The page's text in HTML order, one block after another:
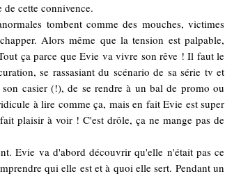
cette connivence.
tombent comme des mouches, victimes
Alors même que la tension est palpable,
ça parce que Evie va vivre son rêve ! Il faut le
se rassasiant du scénario de sa série tv et
casier (!), de se rendre à un bal de promo ou
à lire comme ça, mais en fait Evie est super
plaisir à voir ! C'est drôle, ça ne mange pas de
Evie va d'abord découvrir qu'elle n'était pas ce
qui elle est et à quoi elle sert. Pendant un